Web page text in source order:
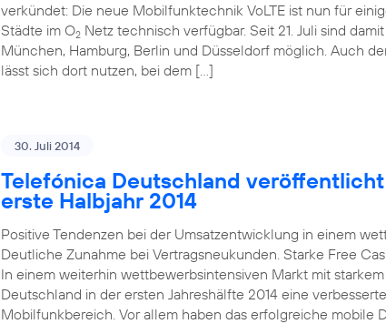
verkündet: Die neue Mobilfunktechnik VoLTE ist nun für
Städte im O2 Netz technisch verfügbar. Seit 21. Juli sind
München, Hamburg, Berlin und Düsseldorf möglich. Auch
lässt sich dort nutzen, bei dem […]
30. Juli 2014
Telefónica Deutschland
erste Halbjahr 2014
Positive Tendenzen bei der Umsatzentwicklung in einem
Deutliche Zunahme bei Vertragsneukunden. Starke Free
In einem weiterhin wettbewerbsintensiven Markt mit
Deutschland in der ersten Jahreshälfte 2014 eine
Mobilfunkbereich. Vor allem haben das erfolgreiche mobile